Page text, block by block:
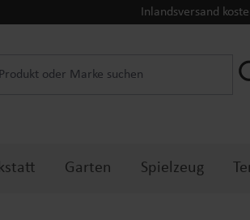
Inlandsversand
Garten Spielzeug